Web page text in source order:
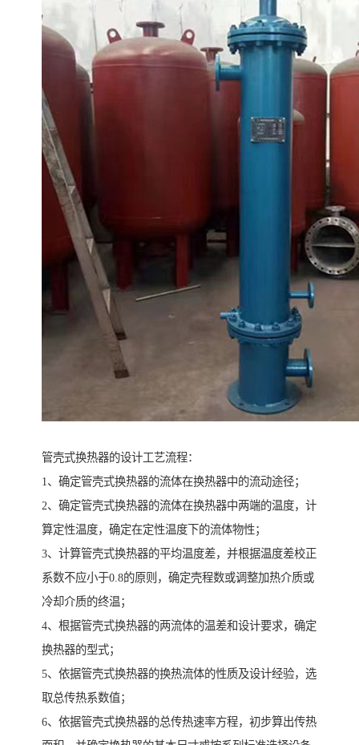
管壳式换热器的设计工艺流程：
1、确定管壳式换热器的流体在换热器中的流动途径；
2、确定管壳式换热器的流体在换热器中两端的温度，计
算定性温度，确定在定性温度下的流体物性；
3、计算管壳式换热器的平均温度差，并根据温度差校正
系数不应小于0.8的原则，确定壳程数或调整加热介质或
冷却介质的终温；
4、根据管壳式换热器的两流体的温差和设计要求，确定
换热器的型式；
5、依据管壳式换热器的换热流体的性质及设计经验，选
取总传热系数值；
6、依据管壳式换热器的总传热速率方程，初步算出传热